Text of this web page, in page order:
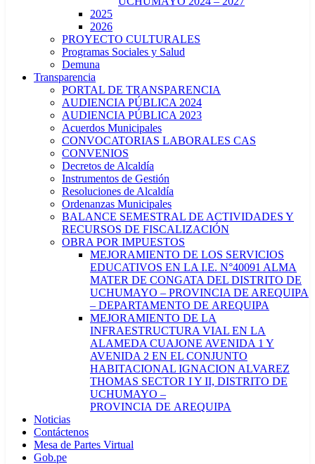
2025
2026
PROYECTO CULTURALES
Programas Sociales y Salud
Demuna
Transparencia
PORTAL DE TRANSPARENCIA
AUDIENCIA PÚBLICA 2024
AUDIENCIA PÚBLICA 2023
Acuerdos Municipales
CONVOCATORIAS LABORALES CAS
CONVENIOS
Decretos de Alcaldía
Instrumentos de Gestión
Resoluciones de Alcaldía
Ordenanzas Municipales
BALANCE SEMESTRAL DE ACTIVIDADES Y
RECURSOS DE FISCALIZACIÓN
OBRA POR IMPUESTOS
MEJORAMIENTO DE LOS SERVICIOS
EDUCATIVOS EN LA I.E. N°40091 ALMA
MATER DE CONGATA DEL DISTRITO DE
UCHUMAYO – PROVINCIA DE AREQUIPA
– DEPARTAMENTO DE AREQUIPA
MEJORAMIENTO DE LA
INFRAESTRUCTURA VIAL EN LA
ALAMEDA CUAJONE AVENIDA 1 Y
AVENIDA 2 EN EL CONJUNTO
HABITACIONAL IGNACION ALVAREZ
THOMAS SECTOR I Y II, DISTRITO DE
UCHUMAYO –
PROVINCIA DE AREQUIPA
Noticias
Contáctenos
Mesa de Partes Virtual
Gob.pe